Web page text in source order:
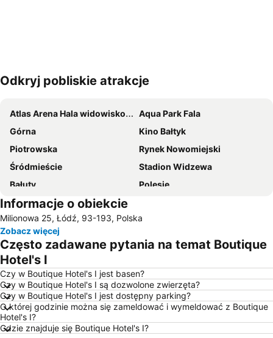
Powiększ mapę
Odkryj pobliskie atrakcje
Atlas Arena Hala widowiskowo-sportowa
Aqua Park Fala
Górna
Kino Bałtyk
Piotrowska
Rynek Nowomiejski
Śródmieście
Stadion Widzewa
Bałuty
Polesie
Manufaktura
Widzew
Arturówek - Park Linowy
Muzeum Geologiczne Wydziału Nauk Geograficznych Uniwersytetu Łódzkiego
Ulica Wróblewskiego
Centrum sportu - Stacja Nowa Gdynia
Rezerwat Niebieskie Źródła
Ujazd
Park im ks J Poniatowskiego
Campanile
Fabryka Izraela Poznańskiego
Willa Henryka Grohmanna
Pałac Izraela Poznańskiego
Kościół pw Najświętszej Eucharystii
Informacje o obiekcie
Milionowa 25, Łódź, 93-193, Polska
Zobacz więcej
Często zadawane pytania na temat Boutique
Hotel's I
Czy w Boutique Hotel's I jest basen?
Czy w Boutique Hotel's I są dozwolone zwierzęta?
Czy w Boutique Hotel's I jest dostępny parking?
O której godzinie można się zameldować i wymeldować z Boutique
Hotel's I?
Gdzie znajduje się Boutique Hotel's I?